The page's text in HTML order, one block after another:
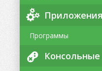
Приложения
Программы